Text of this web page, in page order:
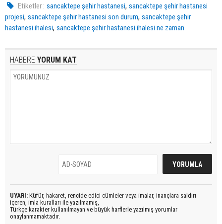
Etiketler : sancaktepe şehir hastanesi,sancaktepe şehir hastanesi
projesi, sancaktepe şehir hastanesi son durum, sancaktepe şehir
hastanesi ihalesi, sancaktepe şehir hastanesi ihalesi ne zaman
HABERE YORUM KAT
UYARI: Küfür, hakaret, rencide edici cümleler veya imalar, inançlara saldırı
içeren, imla kuralları ile yazılmamış,
Türkçe karakter kullanılmayan ve büyük harflerle yazılmış yorumlar
onaylanmamaktadır.